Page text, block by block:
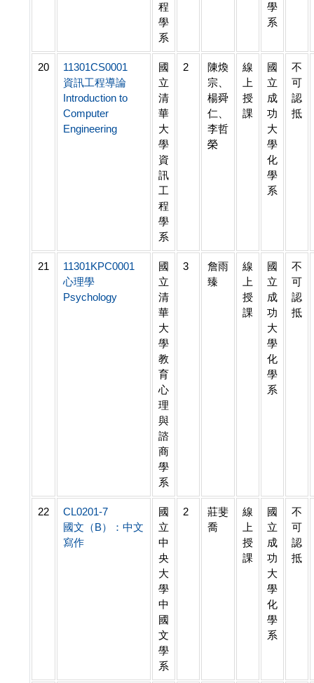
程
學
系
學
系
20
11301CS0001
資訊工程導論
Introduction to
Computer
Engineering
國
立
清
華
大
學
資
訊
工
程
學
系
2
陳煥
宗、
楊舜
仁、
李哲
榮
線
上
授
課
國
立
成
功
大
學
化
學
系
不
可
認
抵
21
11301KPC0001
心理學
Psychology
國
立
清
華
大
學
教
育
心
理
與
諮
商
學
系
3
詹雨
臻
線
上
授
課
國
立
成
功
大
學
化
學
系
不
可
認
抵
22
CL0201-7
國文（B）：中文
寫作
國
立
中
央
大
學
中
國
文
學
系
2
莊斐
喬
線
上
授
課
國
立
成
功
大
學
化
學
系
不
可
認
抵